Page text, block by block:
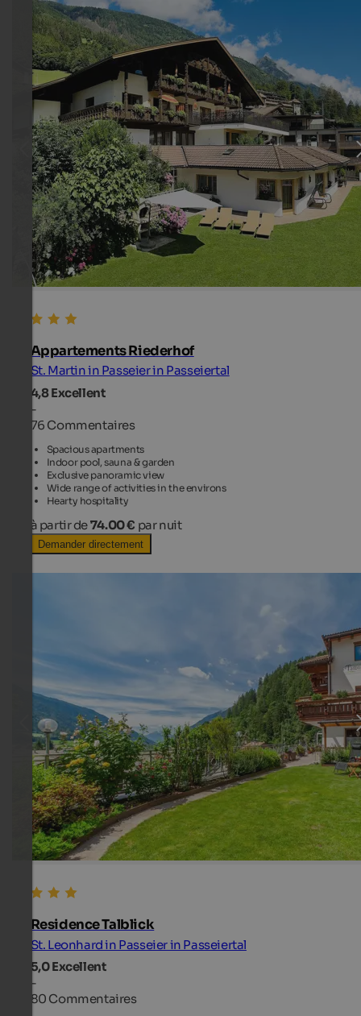
Appartements Riederhof
St. Martin in Passeier in Passeiertal
4,8Excellent
-
76 Commentaires
Spacious apartments
Indoor pool, sauna & garden
Exclusive panoramic view
Wide range of activities in the environs
Hearty hospitality
à partir de74.00 € par nuit
Demander directement
Residence Talblick
St. Leonhard in Passeier in Passeiertal
5,0Excellent
-
80 Commentaires